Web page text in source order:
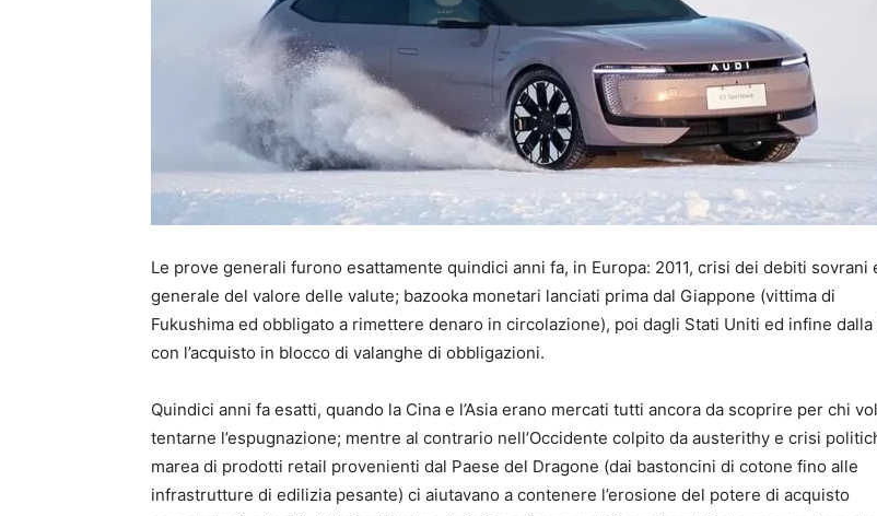
Le prove generali furono esattamente quindici anni fa, in Europa: 2011, crisi dei debiti sovrani
generale del valore delle valute; bazooka monetari lanciati prima dal Giappone (vittima di
Fukushima ed obbligato a rimettere denaro in circolazione), poi dagli Stati Uniti ed infine dalla
con l’acquisto in blocco di valanghe di obbligazioni.
Quindici anni fa esatti, quando la Cina e l’Asia erano mercati tutti ancora da scoprire per chi
tentarne l’espugnazione; mentre al contrario nell’Occidente colpito da austerithy e crisi
marea di prodotti retail provenienti dal Paese del Dragone (dai bastoncini di cotone fino alle
infrastrutture di edilizia pesante) ci aiutavano a contenere l’erosione del potere di acquisto